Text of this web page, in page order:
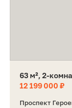
63 м², 2-
12 199 000 ₽
Проспект